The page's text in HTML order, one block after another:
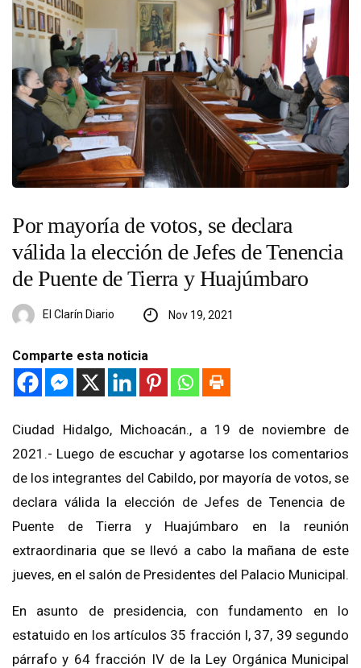
Por mayoría de votos, se declara
válida la elección de Jefes de Tenencia
de Puente de Tierra y Huajúmbaro
El Clarín Diario Nov 19, 2021
Comparte esta noticia
Ciudad Hidalgo, Michoacán., a 19 de noviembre de
2021.- Luego de escuchar y agotarse los comentarios
de los integrantes del Cabildo, por mayoría de votos, se
declara válida la elección de Jefes de Tenencia de
Puente de Tierra y Huajúmbaro en la reunión
extraordinaria que se llevó a cabo la mañana de este
jueves, en el salón de Presidentes del Palacio Municipal.
En asunto de presidencia, con fundamento en lo
estatuido en los artículos 35 fracción I, 37, 39 segundo
párrafo y 64 fracción IV de la Ley Orgánica Municipal